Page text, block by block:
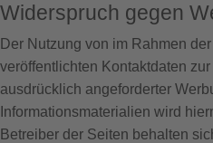
Widerspruch gegen
Der Nutzung von im Rahmen
veröffentlichten Kontaktdaten
ausdrücklich angeforderter
Informationsmaterialien wird
Betreiber der Seiten behalten